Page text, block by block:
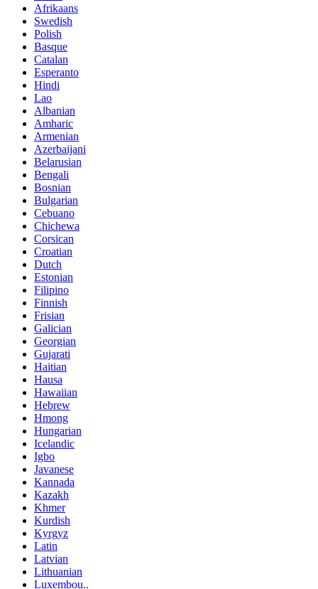
Afrikaans
Swedish
Polish
Basque
Catalan
Esperanto
Hindi
Lao
Albanian
Amharic
Armenian
Azerbaijani
Belarusian
Bengali
Bosnian
Bulgarian
Cebuano
Chichewa
Corsican
Croatian
Dutch
Estonian
Filipino
Finnish
Frisian
Galician
Georgian
Gujarati
Haitian
Hausa
Hawaiian
Hebrew
Hmong
Hungarian
Icelandic
Igbo
Javanese
Kannada
Kazakh
Khmer
Kurdish
Kyrgyz
Latin
Latvian
Lithuanian
Luxembou..